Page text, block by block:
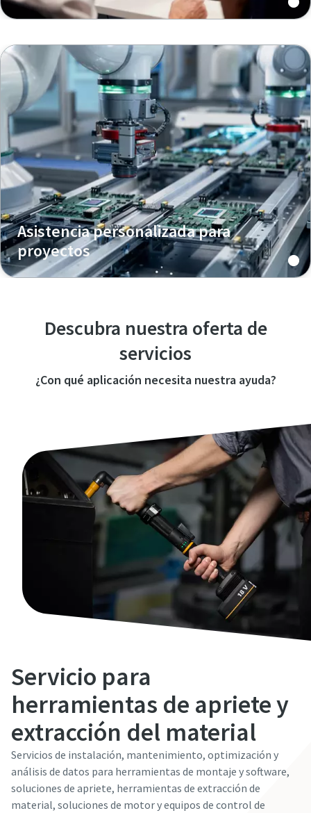
Asistencia personalizada para
proyectos
Descubra nuestra oferta de
servicios
¿Con qué aplicación necesita nuestra ayuda?
Servicio para
herramientas de apriete y
extracción del material
Servicios de instalación, mantenimiento, optimización y
análisis de datos para herramientas de montaje y software,
soluciones de apriete, herramientas de extracción de
material, soluciones de motor y equipos de control de